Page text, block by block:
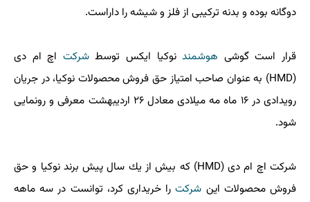
دوگانه بوده و بدنه تركیبی از فلز و شیشه را داراست.
قرار است گوشی هوشمندنوكیا ایكس توسطشركت اچ ام دی
(HMD) به عنوان صاحب امتیاز حق فروش محصولات نوكیا، در جریان
رویدادی در ۱۶ ماه مه میلادی معادل ۲۶ اردیبهشت معرفی و رونمایی
شود.
شركت اچ ام دی (HMD) كه بیش از یك سال پیش برند نوكیا و حق
فروش محصولات این شركترا خریداری كرد، توانست در سه ماهه